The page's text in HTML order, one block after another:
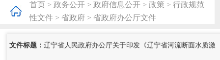
互动交流
首页 > 政务公开 > 政府信息公开 > 政策 > 行政规范
性文件 > 省政府 > 省政府办公厅文件
文件标题： 辽宁省人民政府办公厅关于印发《辽宁省河流断面水质激